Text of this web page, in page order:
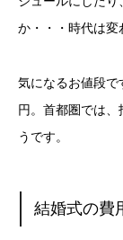
か・・・時代は変
気になるお値段で
円。首都圏では
うです。
結婚式の費